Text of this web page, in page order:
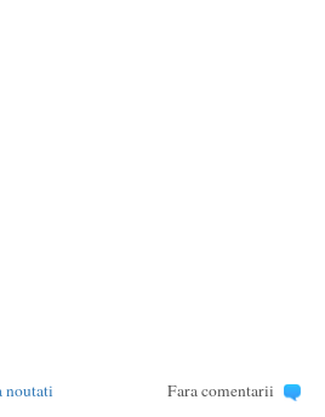
noutati Fara comentarii